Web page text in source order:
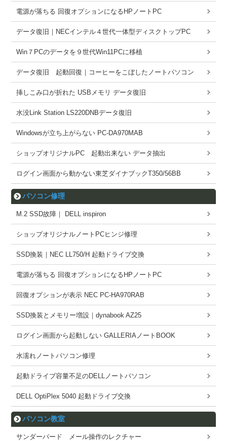
電源が落ちる 回復オプションになるHPノートPC
データ復旧｜NECインテル４世代一体型ディスクトップPC
Win７PCのデータを９世代Win11PCに移植
データ復旧 起動回復｜コーヒーをこぼしたノートパソコン
挿しこみ口が折れた USBメモリ データ復旧
水没Link Station LS220DNBデータ復旧
Windowsが立ち上がらない PC-DA970MAB
ショップオリジナルPC 起動出来ない データ抽出
ログイン画面から動かない東芝ダイナブックT350/56BB
パソコン修理
M.2 SSD故障｜ DELL inspiron
ショップオリジナルノートPCヒンジ修理
SSD換装｜NEC LL750/H 起動ドライブ交換
電源が落ちる 回復オプションになるHPノートPC
回復オプションが表示 NEC PC-HA970RAB
SSD換装とメモリー増設｜dynabook AZ25
ログイン画面から起動しない GALLERIAノートBOOK
水濡れノートパソコン修理
起動ドライブ容量不足のDELLノートパソコン
DELL OptiPlex 5040 起動ドライブ交換
パソコン教室
サンダーバード メール操作のレクチャー